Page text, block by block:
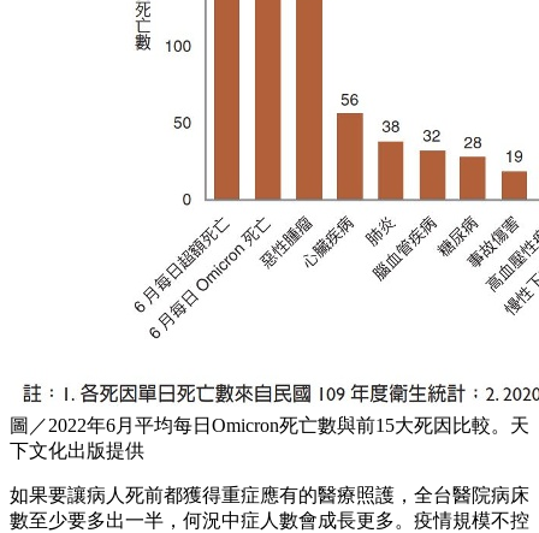
圖／2022年6月平均每日Omicron死亡數與前15大死因比較。天
下文化出版提供
如果要讓病人死前都獲得重症應有的醫療照護，全台醫院病床
數至少要多出一半，何況中症人數會成長更多。疫情規模不控